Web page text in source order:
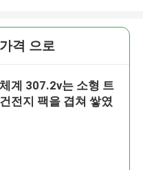
격 으로
계 307.2v는 소형 트
전지 팩을 겹쳐 쌓였